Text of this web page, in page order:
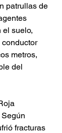
patrullas de
el suelo,
conductor
metros,
del
fracturas